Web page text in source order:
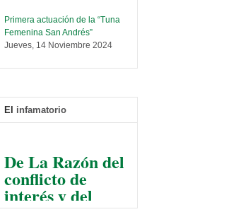
Primera actuación de la “Tuna
Femenina San Andrés”
Jueves, 14 Noviembre 2024
Sábado, 14 Septiembre 2024
taller de software estadístico en
la UMSA
Sábado, 14 Septiembre 2024
El infamatorio
De La Razón del
conflicto de
interés y del
razonable arte